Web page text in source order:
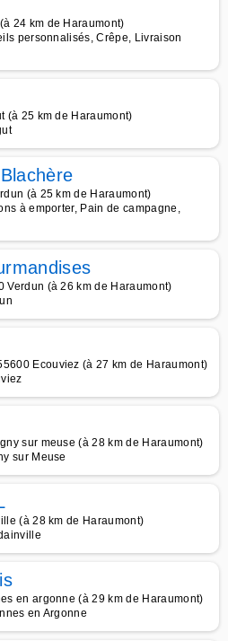
24 km de Haraumont)
personnalisés, Crêpe, Livraison
(à 25 km de Haraumont)
(à 25 km de Haraumont)
à emporter, Pain de campagne,
Verdun (à 26 km de Haraumont)
Ecouviez (à 27 km de Haraumont)
sur meuse (à 28 km de Haraumont)
sur Meuse
(à 28 km de Haraumont)
en argonne (à 29 km de Haraumont)
en Argonne